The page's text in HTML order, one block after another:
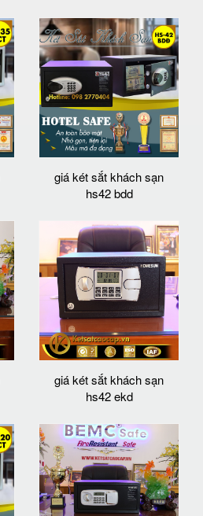
giá két sắt khách sạn
hs42 bdd
giá két sắt khách sạn
hs42 ekd